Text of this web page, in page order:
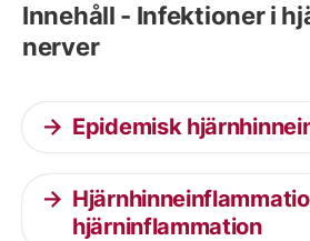
Innehåll - Infektioner i
nerver
Epidemisk
hjärninflammation